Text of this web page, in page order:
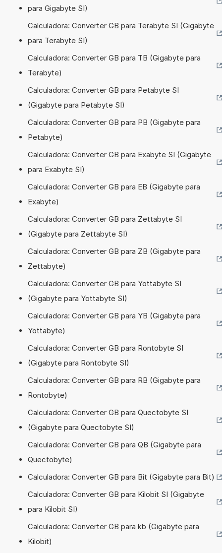
para Gigabyte SI)
Calculadora: Converter GB para Terabyte SI (Gigabyte
para Terabyte SI)
Calculadora: Converter GB para TB (Gigabyte para
Terabyte)
Calculadora: Converter GB para Petabyte SI
(Gigabyte para Petabyte SI)
Calculadora: Converter GB para PB (Gigabyte para
Petabyte)
Calculadora: Converter GB para Exabyte SI (Gigabyte
para Exabyte SI)
Calculadora: Converter GB para EB (Gigabyte para
Exabyte)
Calculadora: Converter GB para Zettabyte SI
(Gigabyte para Zettabyte SI)
Calculadora: Converter GB para ZB (Gigabyte para
Zettabyte)
Calculadora: Converter GB para Yottabyte SI
(Gigabyte para Yottabyte SI)
Calculadora: Converter GB para YB (Gigabyte para
Yottabyte)
Calculadora: Converter GB para Rontobyte SI
(Gigabyte para Rontobyte SI)
Calculadora: Converter GB para RB (Gigabyte para
Rontobyte)
Calculadora: Converter GB para Quectobyte SI
(Gigabyte para Quectobyte SI)
Calculadora: Converter GB para QB (Gigabyte para
Quectobyte)
Calculadora: Converter GB para Bit (Gigabyte para Bit)
Calculadora: Converter GB para Kilobit SI (Gigabyte
para Kilobit SI)
Calculadora: Converter GB para kb (Gigabyte para
Kilobit)